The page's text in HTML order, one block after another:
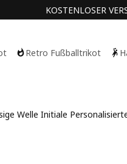
KOSTENLOSER
Retro Fußballtrikot
Welle Initiale